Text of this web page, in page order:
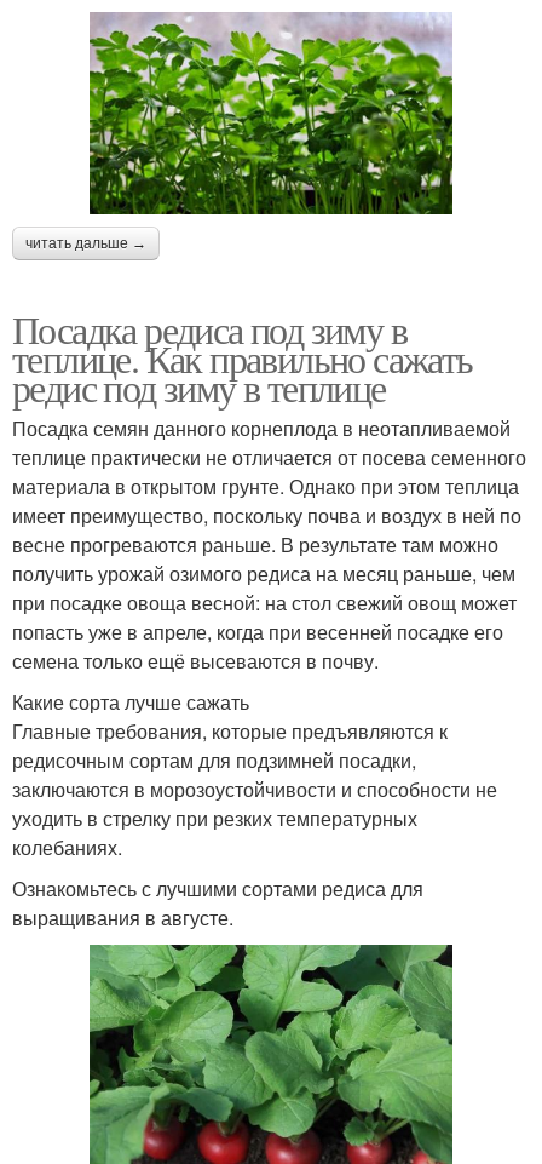
читать дальше →
Посадка редиса под зиму в
теплице. Как правильно сажать
редис под зиму в теплице
Посадка семян данного корнеплода в неотапливаемой
теплице практически не отличается от посева семенного
материала в открытом грунте. Однако при этом теплица
имеет преимущество, поскольку почва и воздух в ней по
весне прогреваются раньше. В результате там можно
получить урожай озимого редиса на месяц раньше, чем
при посадке овоща весной: на стол свежий овощ может
попасть уже в апреле, когда при весенней посадке его
семена только ещё высеваются в почву.
Какие сорта лучше сажать
Главные требования, которые предъявляются к
редисочным сортам для подзимней посадки,
заключаются в морозоустойчивости и способности не
уходить в стрелку при резких температурных
колебаниях.
Ознакомьтесь с лучшими сортами редиса для
выращивания в августе.